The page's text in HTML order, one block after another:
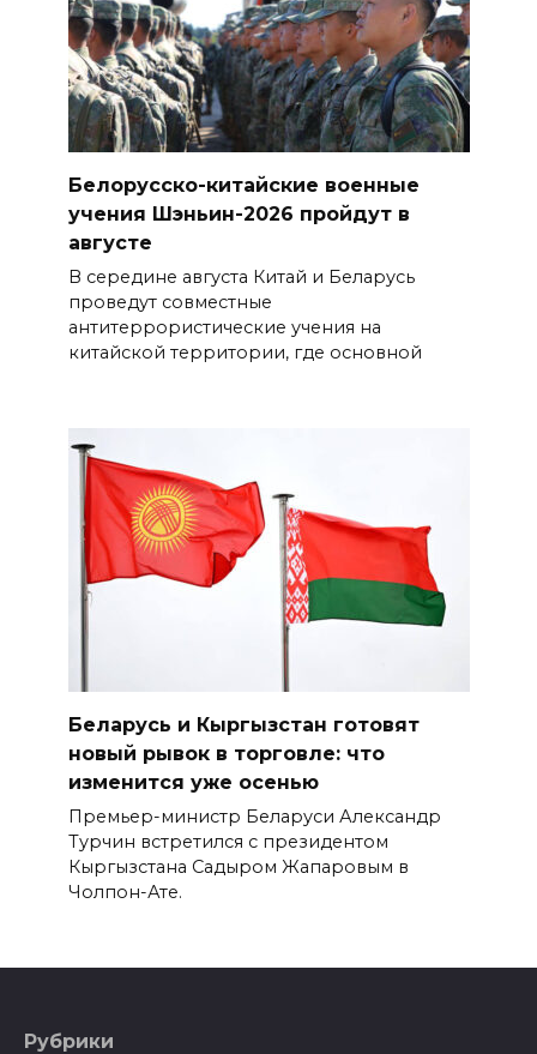
Белорусско-китайские военные
учения Шэньин-2026 пройдут в
августе
В середине августа Китай и Беларусь
проведут совместные
антитеррористические учения на
китайской территории, где основной
Беларусь и Кыргызстан готовят
новый рывок в торговле: что
изменится уже осенью
Премьер-министр Беларуси Александр
Турчин встретился с президентом
Кыргызстана Садыром Жапаровым в
Чолпон-Ате.
Рубрики